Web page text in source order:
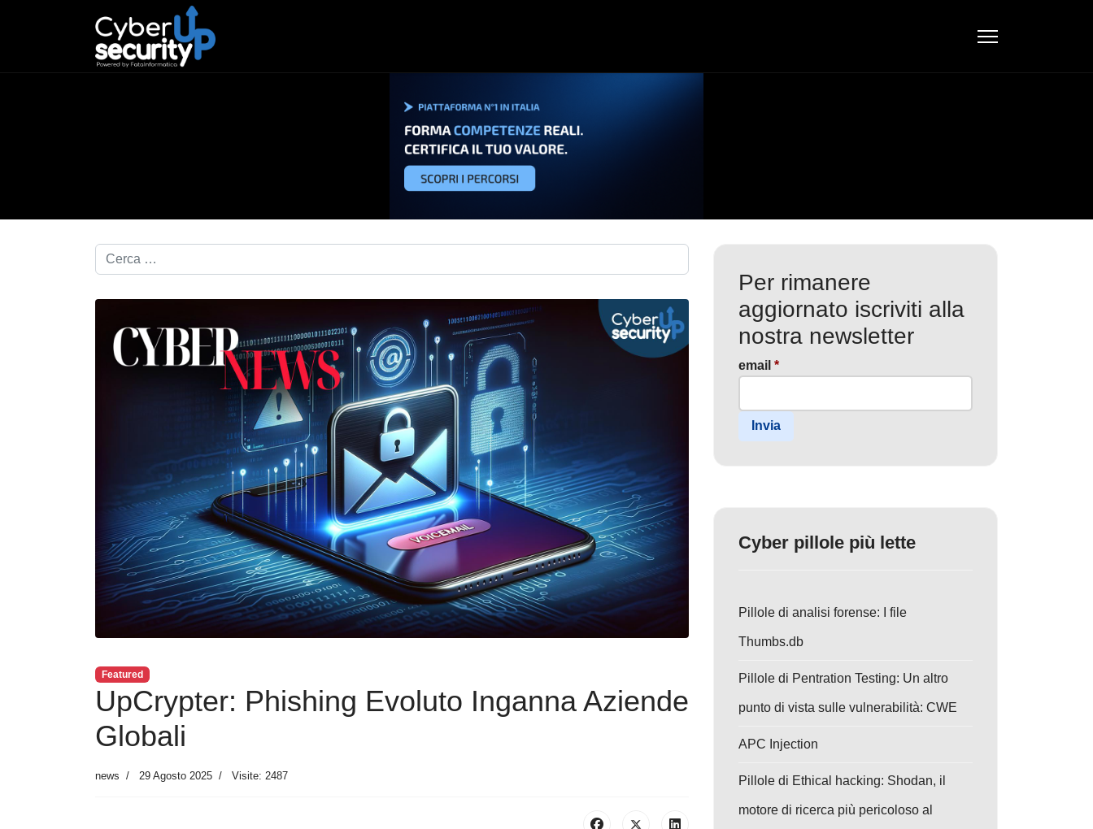
Cerca nel blog...
Featured
UpCrypter: Phishing Evoluto Inganna Aziende
Globali
news 29 Agosto 2025 Visite: 2487
Per rimanere
aggiornato iscriviti alla
nostra newsletter
email *
Invia
Cyber pillole più lette
Pillole di analisi forense: I file
Thumbs.db
Pillole di Pentration Testing: Un altro
punto di vista sulle vulnerabilità: CWE
APC Injection
Pillole di Ethical hacking: Shodan, il
motore di ricerca più pericoloso al